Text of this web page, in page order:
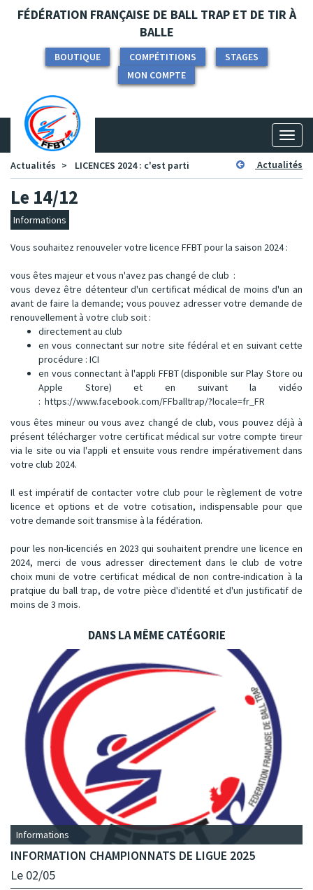
Panneau de gestion des cookies
FÉDÉRATION FRANÇAISE DE BALL TRAP ET DE TIR À
BALLE
BOUTIQUE COMPÉTITIONS
STAGES
MON COMPTE
Actualités
LICENCES 2024 : c'est parti Actualités
Le 14/12
Informations
Vous souhaitez renouveler votre licence FFBT pour la saison 2024 :
vous êtes majeur et vous n'avez pas changé de club :
vous devez être détenteur d'un certificat médical de moins d'un an
avant de faire la demande; vous pouvez adresser votre demande de
renouvellement à votre club soit :
directement au club
en vous connectant sur notre site fédéral et en suivant cette
procédure : ICI
en vous connectant à l'appli FFBT (disponible sur Play Store ou
Apple Store) et en suivant la vidéo
: https://www.facebook.com/FFballtrap/?locale=fr_FR
vous êtes mineur ou vous avez changé de club, vous pouvez déjà à
présent télécharger votre certificat médical sur votre compte tireur
via le site ou via l'appli et ensuite vous rendre impérativement dans
votre club 2024.
Il est impératif de contacter votre club pour le règlement de votre
licence et options et de votre cotisation, indispensable pour que
votre demande soit transmise à la fédération.
pour les non-licenciés en 2023 qui souhaitent prendre une licence en
2024, merci de vous adresser directement dans le club de votre
choix muni de votre certificat médical de non contre-indication à la
pratqiue du ball trap, de votre pièce d'identité et d'un justificatif de
moins de 3 mois.
DANS LA MÊME CATÉGORIE
Informations
INFORMATION CHAMPIONNATS DE LIGUE 2025
Le 02/05